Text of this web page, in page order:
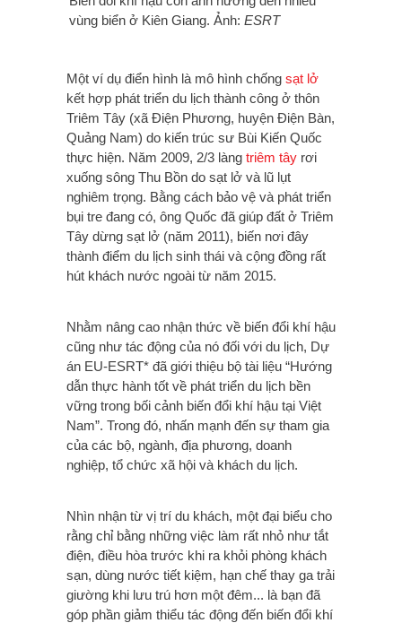
vùng biển ở Kiên Giang. Ảnh: ESRT
Một ví dụ điển hình là mô hình chống sạt lở
kết hợp phát triển du lịch thành công ở thôn
Triêm Tây (xã Điện Phương, huyện Điện Bàn,
Quảng Nam) do kiến trúc sư Bùi Kiến Quốc
thực hiện. Năm 2009, 2/3 làng triêm tây rơi
xuống sông Thu Bồn do sạt lở và lũ lụt
nghiêm trọng. Bằng cách bảo vệ và phát triển
bụi tre đang có, ông Quốc đã giúp đất ở Triêm
Tây dừng sạt lở (năm 2011), biến nơi đây
thành điểm du lịch sinh thái và cộng đồng rất
hút khách nước ngoài từ năm 2015.
Nhằm nâng cao nhận thức về biến đổi khí hậu
cũng như tác động của nó đối với du lịch, Dự
án EU-ESRT* đã giới thiệu bộ tài liệu “Hướng
dẫn thực hành tốt về phát triển du lịch bền
vững trong bối cảnh biến đổi khí hậu tại Việt
Nam”. Trong đó, nhấn mạnh đến sự tham gia
của các bộ, ngành, địa phương, doanh
nghiệp, tổ chức xã hội và khách du lịch.
Nhìn nhận từ vị trí du khách, một đại biểu cho
rằng chỉ bằng những việc làm rất nhỏ như tắt
điện, điều hòa trước khi ra khỏi phòng khách
sạn, dùng nước tiết kiệm, hạn chế thay ga trải
giường khi lưu trú hơn một đêm... là bạn đã
góp phần giảm thiểu tác động đến biến đổi khí